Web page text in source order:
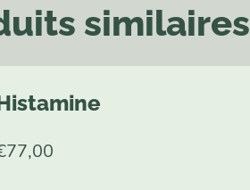
similaires
77,00